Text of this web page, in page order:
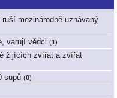
mezinárodně uznávaný
varují vědci (1)
žijících zvířat a zvířat
supů (0)